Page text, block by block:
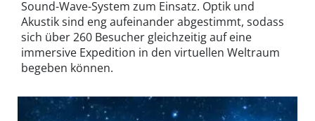
Sound-Wave-System zum Einsatz. Optik und
Akustik sind eng aufeinander abgestimmt, sodass
sich über 260 Besucher gleichzeitig auf eine
immersive Expedition in den virtuellen Weltraum
begeben können.